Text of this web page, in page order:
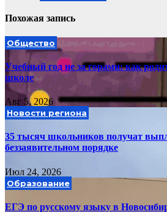
Похожая запись
Общество
Учебный год не за горами: как
школе
Авг 5, 2026
Новости региона
35 тысяч школьников получат
беззаявительном порядке
Июл 24, 2026
Образование
ЕГЭ по русскому языку в